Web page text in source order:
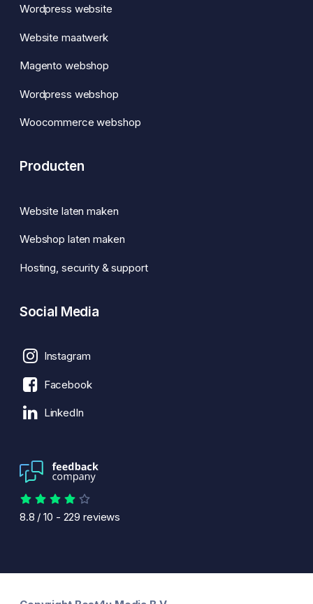
Wordpress website
Website maatwerk
Magento webshop
Wordpress webshop
Woocommerce webshop
Producten
Website laten maken
Webshop laten maken
Hosting, security & support
Social Media
Instagram
Facebook
LinkedIn
8.8 /10 - 229 reviews